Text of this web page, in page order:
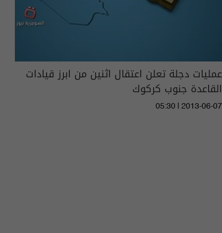
عمليات دجلة تعلن اعتقال اثنين من ابرز قيادات
القاعدة جنوب كركوك
05:30 | 2013-06-07